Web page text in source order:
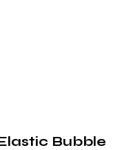
Bubble